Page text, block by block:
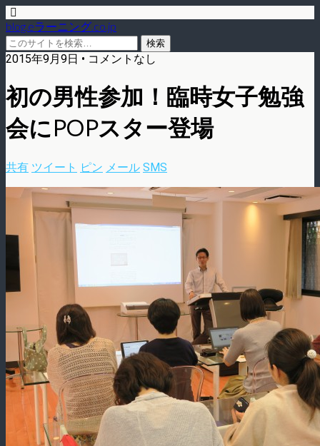
blog.eラーニング.co.jp
2015年9月9日 • コメントなし
初の男性参加！臨時女子勉強
会にPOPスター登場
共有 ツイート ピン メール SMS